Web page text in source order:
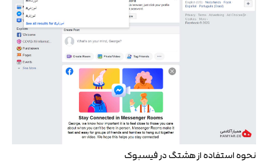
نحوه استفاده از هشتگ در فیسبوک